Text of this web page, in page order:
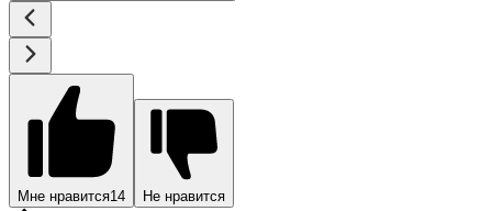
Мне нравится14 Не нравится